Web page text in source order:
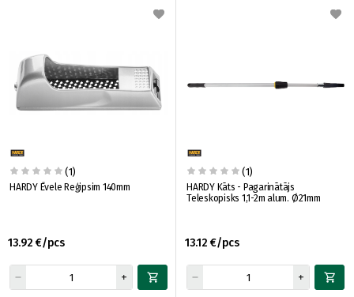
(1)
HARDY Ēvele Reģipsim 140mm
13.92 €/pcs
(1)
HARDY Kāts - Pagarinātājs
Teleskopisks 1,1-2m alum. Ø21mm
13.12 €/pcs